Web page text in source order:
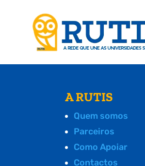
A RUTIS
Quem somos
Parceiros
Como Apoiar
Contactos